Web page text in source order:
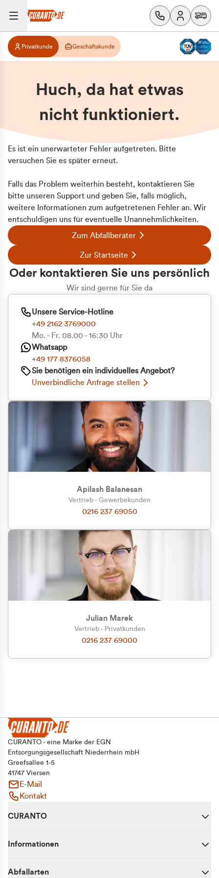
Zu welcher Kundengruppe
gehören Sie?
Privatkunde (inkl. MwSt.)
Geschäftskunde (exkl. MwSt.)
Privatkunde Geschäftskunde
Huch, da hat etwas
nicht funktioniert.
Es ist ein unerwarteter Fehler aufgetreten. Bitte
versuchen Sie es später erneut.
Falls das Problem weiterhin besteht, kontaktieren Sie
bitte unseren Support und geben Sie, falls möglich,
weitere Informationen zum aufgetretenen Fehler an. Wir
entschuldigen uns für eventuelle Unannehmlichkeiten.
Zum Abfallberater
Zur Startseite
Oder kontaktieren Sie uns persönlich
Wir sind gerne für Sie da
Unsere Service-Hotline
+49 2162 3769000
Mo. - Fr. 08.00 - 16:30 Uhr
Whatsapp
+49 177 8376058
Sie benötigen ein individuelles Angebot?
Unverbindliche Anfrage stellen
Apilash Balanesan
Vertrieb - Gewerbekunden
0216 237 69050
Julian Marek
Vertrieb - Privatkunden
0216 237 69000
CURANTO - eine Marke der EGN
Entsorgungsgesellschaft Niederrhein mbH
Greefsallee 1-5
41747 Viersen
E-Mail
Kontakt
CURANTO
Informationen
Abfallarten